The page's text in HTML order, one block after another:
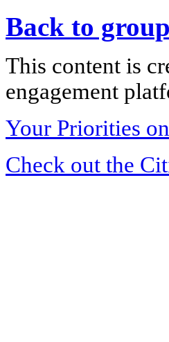
Back to group
This content is
engagement
Your Priorities
Check out the